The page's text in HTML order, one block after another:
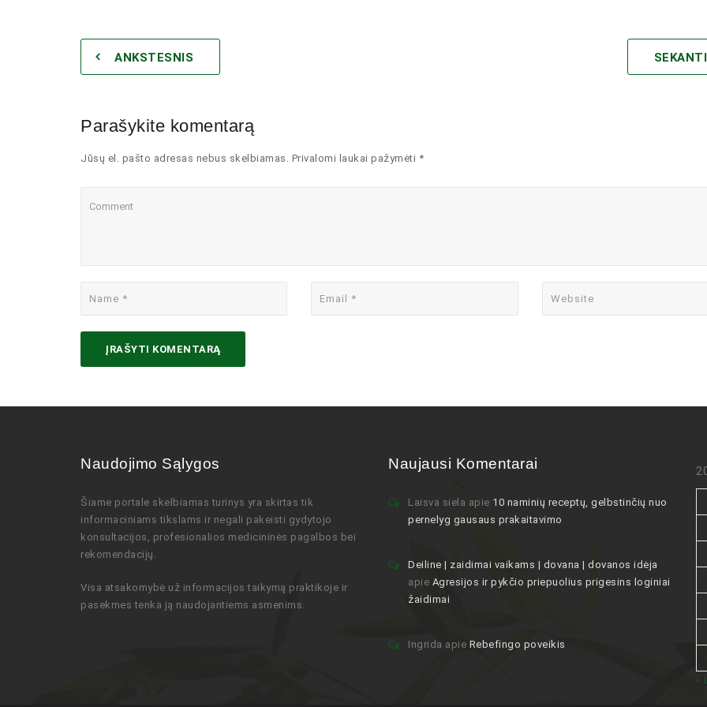
ANKSTESNIS
Parašykite komentarą
Jūsų el. pašto adresas nebus skelbiamas. Privalomi laukai pažymėti *
Naudojimo Sąlygos
Šiame portale skelbiamas turinys yra skirtas tik
informaciniams tikslams ir negali pakeisti gydytojo
konsultacijos, profesionalios medicininės pagalbos bei
rekomendacijų .
Visa atsakomybė už informacijos taikymą praktikoje ir
pasekmes tenka ją naudojantiems asmenims.
Naujausi Komentarai
Laisva siela apie 10 naminių receptų, gelbstinčių nuo
pernelyg gausaus prakaitavimo
Deiline | zaidimai vaikams | dovana | dovanos idėja
apie Agresijos ir pykčio priepuolius prigesins loginiai
žaidimai
Ingrida apie Rebefingo poveikis
«